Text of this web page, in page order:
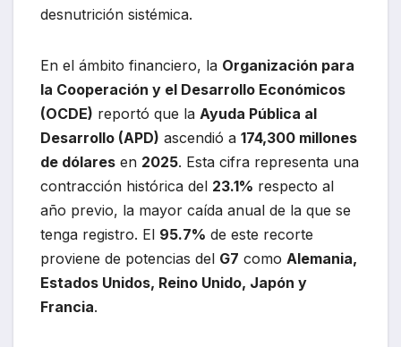
desnutrición sistémica.
En el ámbito financiero, la Organización para
la Cooperación y el Desarrollo Económicos
(OCDE) reportó que la Ayuda Pública al
Desarrollo (APD) ascendió a 174,300 millones
de dólares en 2025. Esta cifra representa una
contracción histórica del 23.1% respecto al
año previo, la mayor caída anual de la que se
tenga registro. El 95.7% de este recorte
proviene de potencias del G7 como Alemania,
Estados Unidos, Reino Unido, Japón y
Francia.